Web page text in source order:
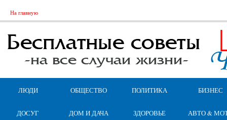
На главную
ЛЮДИ ОБЩЕСТВО ПОЛИТИКА БИЗНЕС
ДОСУГ ДОМ И ДАЧА ЗДОРОВЬЕ АВТО &